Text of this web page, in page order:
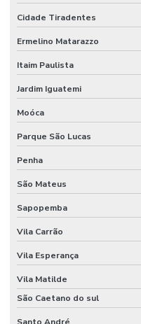
Cidade Tiradentes
Ermelino Matarazzo
Itaim Paulista
Jardim Iguatemi
Moóca
Parque São Lucas
Penha
São Mateus
Sapopemba
Vila Carrão
Vila Esperança
Vila Matilde
São Caetano do sul